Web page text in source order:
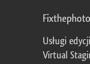
Fixthephoto
Usługi
Virtual